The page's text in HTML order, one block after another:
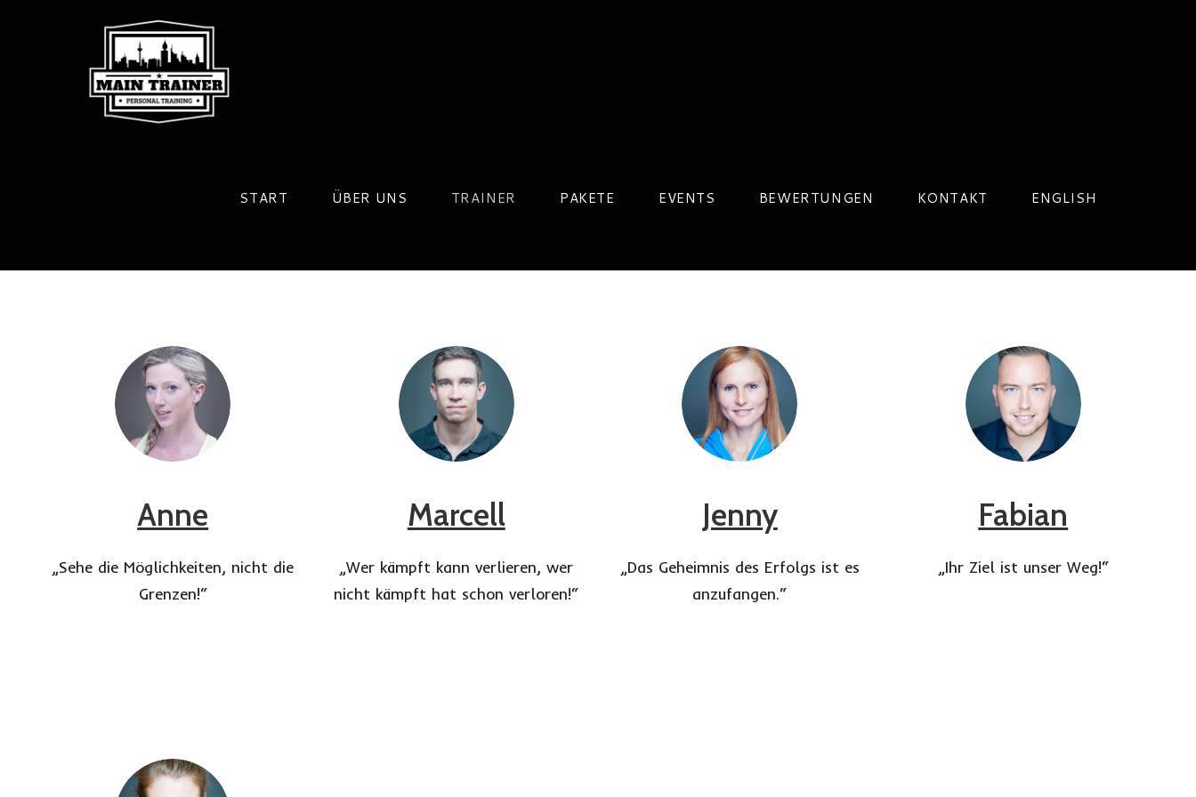
START ÜBER UNS TRAINER PAKETE EVENTS BEWERTUNGEN KONTAKT ENGLISH
Anne
„Sehe die Möglichkeiten, nicht die
Grenzen!“
Marcell
„Wer kämpft kann verlieren, wer
nicht kämpft hat schon verloren!“
Jenny
„Das Geheimnis des Erfolgs ist es
anzufangen.“
Fabian
„Ihr Ziel ist unser Weg!“